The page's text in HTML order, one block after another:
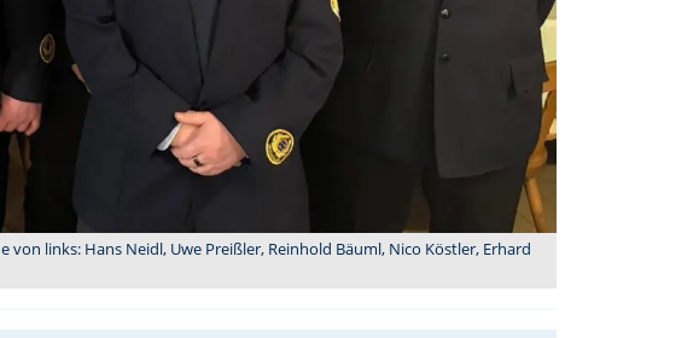
von links: Hans Neidl, Uwe Preißler, Reinhold Bäuml, Nico Köstler, Erhard